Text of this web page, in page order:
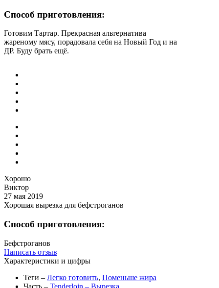
Способ приготовления:
Готовим Тартар. Прекрасная альтернатива
жареному мясу, порадовала себя на Новый Год и на
ДР. Буду брать ещё.
Хорошо
Виктор
27 мая 2019
Хорошая вырезка для бефстроганов
Способ приготовления:
Бефстроганов
Написать отзыв
Характеристики и цифры
Теги – Легко готовить, Поменьше жира
Часть – Tenderloin – Вырезка